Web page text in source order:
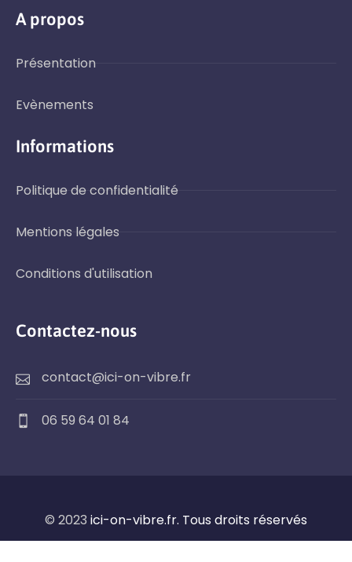
A propos
Présentation
Evènements
Informations
Politique de confidentialité
Mentions légales
Conditions d'utilisation
Contactez-nous
contact@ici-on-vibre.fr
06 59 64 01 84
© 2023 ici-on-vibre.fr. Tous droits réservés